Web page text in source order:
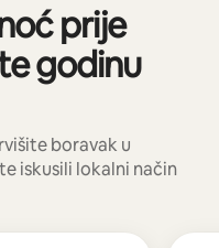
prije
godinu
boravak u
iskusili lokalni način